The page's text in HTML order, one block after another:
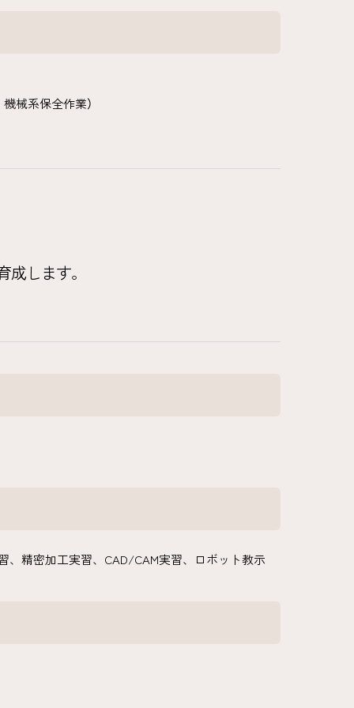
械系保全作業）
します。
精密加工実習、CAD/CAM実習、ロボット教示